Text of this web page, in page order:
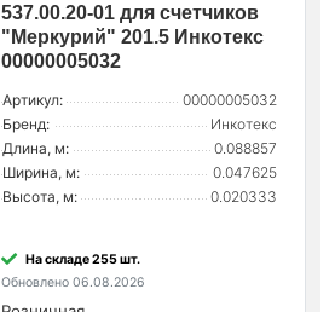
537.00.20-01 для счетчиков
"Меркурий" 201.5 Инкотекс
00000005032
Артикул:
00000005032
Бренд:
Инкотекс
Длина, м:
0.088857
Ширина, м:
0.047625
Высота, м:
0.020333
На складе 255 шт.
Обновлено 06.08.2026